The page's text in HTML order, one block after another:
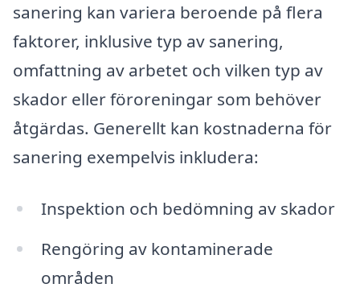
sanering kan variera beroende på flera
faktorer, inklusive typ av sanering,
omfattning av arbetet och vilken typ av
skador eller föroreningar som behöver
åtgärdas. Generellt kan kostnaderna för
sanering exempelvis inkludera:
Inspektion och bedömning av skador
Rengöring av kontaminerade
områden